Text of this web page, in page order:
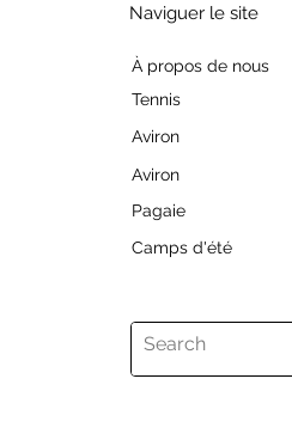
Naviguer le site
À propos de nous
Tennis
Aviron
Aviron
Pagaie
Camps d'été